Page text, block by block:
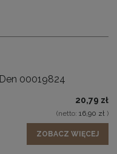
00019824
20,79 zł
(netto: 16,90 zł )
ZOBACZ WIĘCEJ